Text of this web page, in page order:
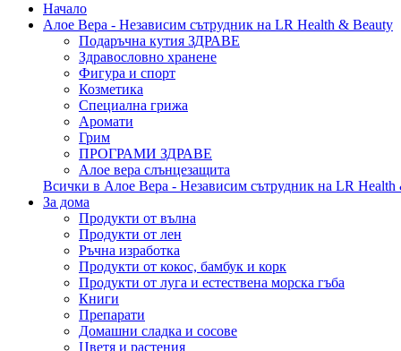
Начало
Алое Вера - Независим сътрудник на LR Health & Beauty
Подаръчна кутия ЗДРАВЕ
Здравословно хранене
Фигура и спорт
Козметика
Специална грижа
Аромати
Грим
ПРОГРАМИ ЗДРАВЕ
Алое вера слънцезащита
Всички в Алое Вера - Независим сътрудник на LR Health
За дома
Продукти от вълна
Продукти от лен
Ръчна изработка
Продукти от кокос, бамбук и корк
Продукти от луга и естествена морска гъба
Книги
Препарати
Домашни сладка и сосове
Цветя и растения